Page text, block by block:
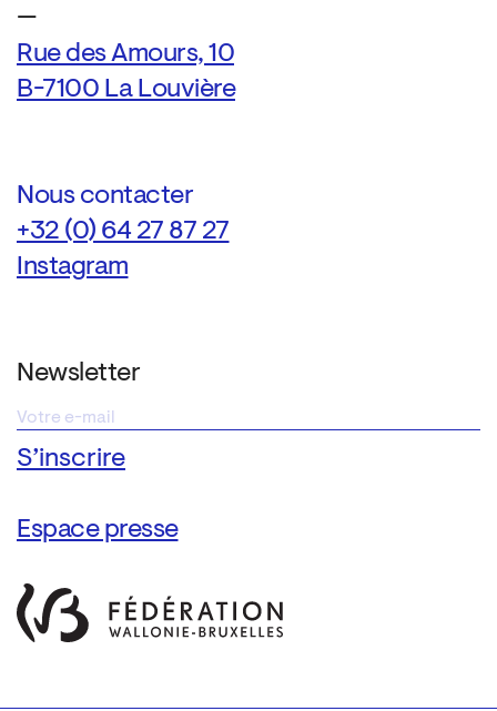
—
Rue des Amours, 10
B-7100 La Louvière
Nous contacter
+32 (0) 64 27 87 27
Instagram
Newsletter
Espace presse